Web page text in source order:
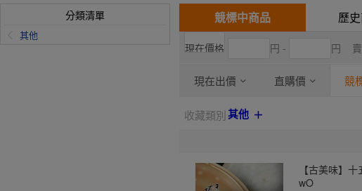
分類清單
其他
競標中商品 歷
円 - 円
現在出價 直購價 競
收藏類別其他
【古美味】
wO